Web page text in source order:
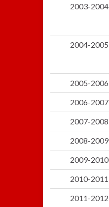
2003-2004
2004-2005
2005-2006
2006-2007
2007-2008
2008-2009
2009-2010
2010-2011
2011-2012